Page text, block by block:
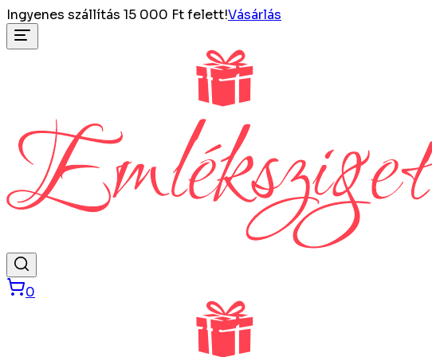
Ingyenes szállítás 15 000 Ft felett!Vásárlás
0